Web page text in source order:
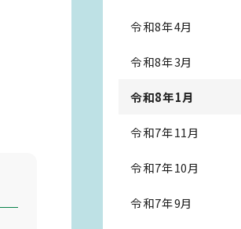
令和8年4月
令和8年3月
令和8年1月
令和7年11月
令和7年10月
令和7年9月